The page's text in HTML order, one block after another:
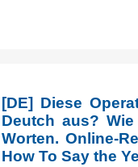
[DE] Diese
Deutch aus?
Worten. Online-
How To Say the